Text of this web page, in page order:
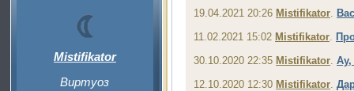
Mistifikator
Виртуоз
19.04.2021 20:26 Mistifikator.
11.02.2021 15:02 Mistifikator.
30.10.2020 22:35 Mistifikator.
12.10.2020 12:30 Mistifikator.